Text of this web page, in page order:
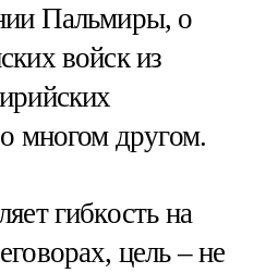
Пальмиры, о
войск из
многом другом.
гибкость на
цель – не